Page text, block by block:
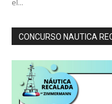
el...
CONCURSO NAUTICA